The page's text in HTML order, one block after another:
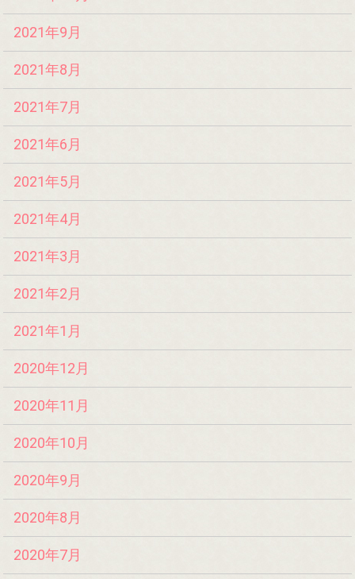
2021年9月
2021年8月
2021年7月
2021年6月
2021年5月
2021年4月
2021年3月
2021年2月
2021年1月
2020年12月
2020年11月
2020年10月
2020年9月
2020年8月
2020年7月